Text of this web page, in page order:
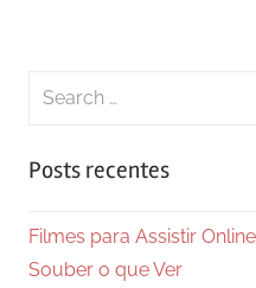
Search
Posts recentes
Filmes para Assistir
Souber o que Ver